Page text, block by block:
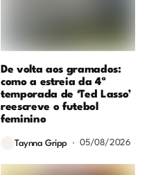
De volta aos gramados:
como a estreia da 4ª
temporada de ‘Ted Lasso’
reescreve o futebol
feminino
Taynna Gripp 05/08/2026